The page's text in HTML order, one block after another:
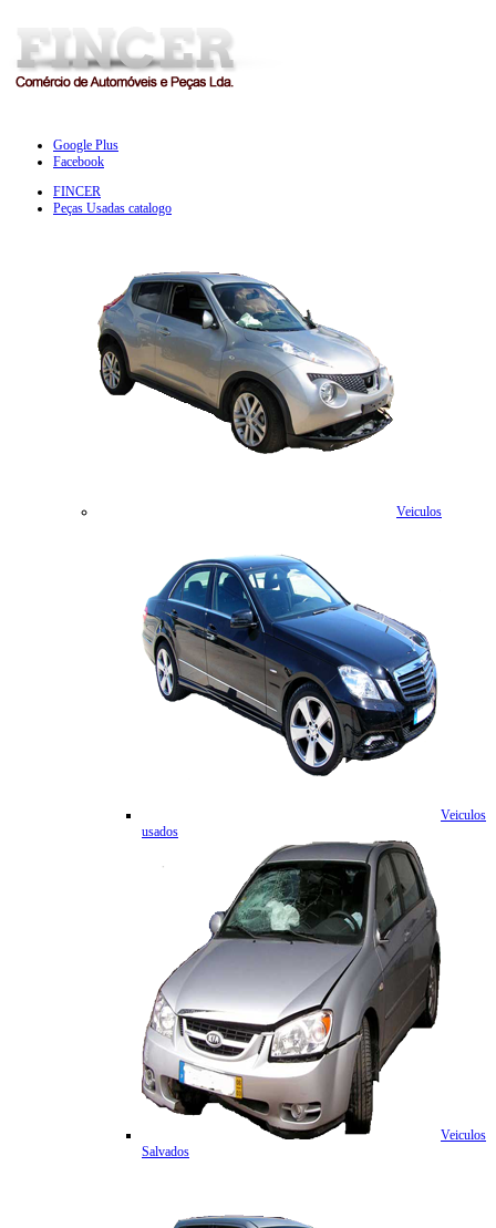
Google Plus
Facebook
FINCER
Peças Usadas catalogo
Veiculos
Veiculos
usados
Veiculos
Salvados